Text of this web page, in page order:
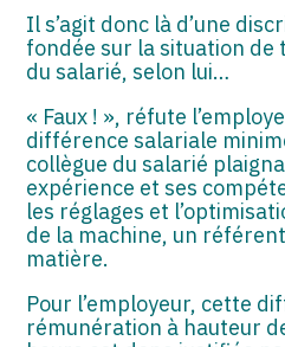
Il s’agit donc là d’une
fondée sur la situation
du salarié, selon lui…
« Faux ! », réfute
différence salariale
collègue du salarié
expérience et ses
les réglages et
de la machine, un
matière.
Pour l’employeur, cette
rémunération à hauteur